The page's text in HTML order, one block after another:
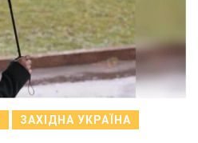
ЗАХІДНА УКРАЇНА